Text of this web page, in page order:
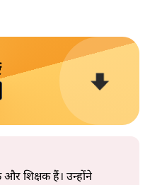
और शिक्षक हैं। उन्होंने